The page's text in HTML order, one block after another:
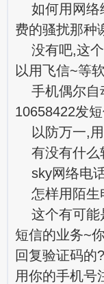
如何用网络
费的骚扰那种
没有吧,这个
以用飞信~等
手机偶尔自
10658422发
以防万一,用
有没有什么
sky网络电
怎样用陌生
这个有可能
短信的业务~
回复验证码的
用你的手机号